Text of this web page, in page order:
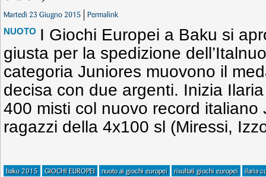
Martedì 23 Giugno 2015 Permalink
NUOTO I Giochi Europei a Baku si
giusta per la spedizione
categoria Juniores muovono il
decisa con due argenti. Inizia
400 misti col nuovo record italiano
ragazzi della 4x100 sl (Miressi,
baku 2015 GIOCHI EUROPEI nuoto ai giochi europei risultati giochi europei
ilaria